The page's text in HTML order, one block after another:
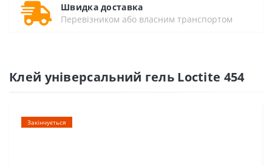
Швидка доставка
Перевізником або власним транспортом
Клей універсальний гель Loctite 454
Закінчується